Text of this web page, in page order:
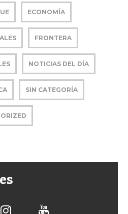
ECONOMÍA
FRONTERA
NOTICIAS DEL DÍA
SIN CATEGORÍA